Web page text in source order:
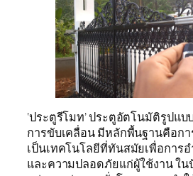
‘ประตูรีโมท’ ประตูอัตโนมัติรูปแ
การขับเคลื่อน มีหลักพื้นฐานคือกา
เป็นเทคโนโลยีที่ทันสมัยเพื่อการ
และความปลอดภัยแก่ผู้ใช้งาน ใ